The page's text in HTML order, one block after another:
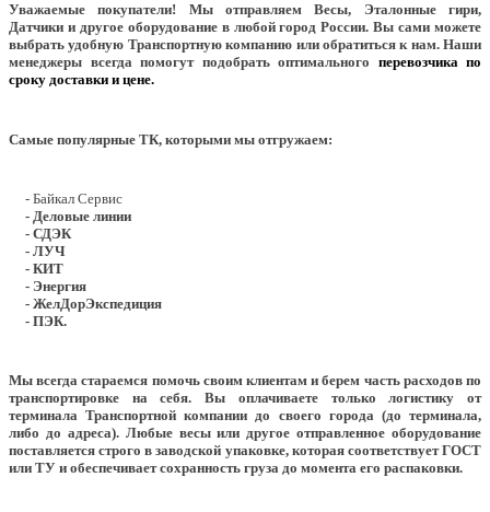
Уважаемые покупатели! Мы отправляем Весы, Эталонные гири,
Датчики и другое оборудование в любой город России. Вы сами можете
выбрать удобную Транспортную компанию или обратиться к нам. Наши
менеджеры всегда помогут подобрать оптимального перевозчика по
сроку доставки и цене.
Самые популярные ТК, которыми мы отгружаем:
- Байкал Сервис
- Деловые линии
- СДЭК
- ЛУЧ
- КИТ
- Энергия
- ЖелДорЭкспедиция
- ПЭК.
Мы всегда стараемся помочь своим клиентам и берем часть расходов по
транспортировке на себя. Вы оплачиваете только логистику от
терминала Транспортной компании до своего города (до терминала,
либо до адреса). Любые весы или другое отправленное оборудование
поставляется строго в заводской упаковке, которая соответствует ГОСТ
или ТУ и обеспечивает сохранность груза до момента его распаковки.